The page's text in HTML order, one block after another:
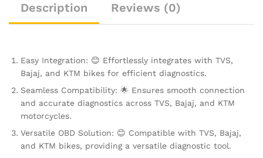
Description Reviews (0)
Easy Integration: 😊 Effortlessly integrates with TVS,
Bajaj, and KTM bikes for efficient diagnostics.
Seamless Compatibility: 🌟 Ensures smooth connection
and accurate diagnostics across TVS, Bajaj, and KTM
motorcycles.
Versatile OBD Solution: 😊 Compatible with TVS, Bajaj,
and KTM bikes, providing a versatile diagnostic tool.